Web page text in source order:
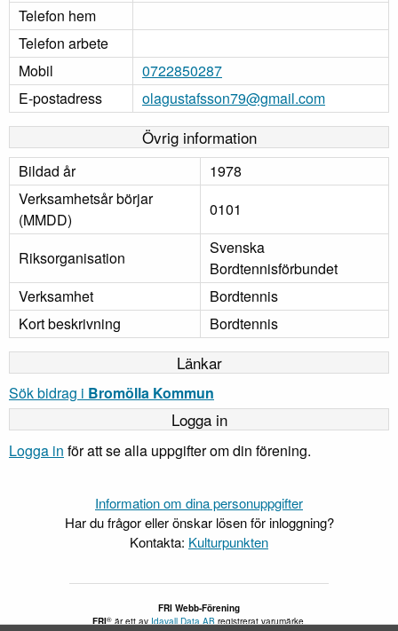
Telefon hem
Telefon arbete
Mobil
0722850287
E-postadress
olagustafsson79@gmail.com
Övrig information
Bildad år
1978
Verksamhetsår börjar
(MMDD)
0101
Riksorganisation
Svenska
Bordtennisförbundet
Verksamhet
Bordtennis
Kort beskrivning
Bordtennis
Länkar
Sök bidrag i Bromölla Kommun
Logga in
Logga in för att se alla uppgifter om din förening.
Information om dina personuppgifter
Har du frågor eller önskar lösen för inloggning?
Kontakta: Kulturpunkten
FRI Webb-Förening
FRI®är ett avIdavall Data ABregistrerat varumärke.